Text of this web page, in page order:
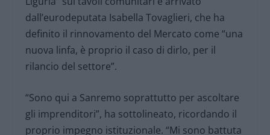
dall’eurodeputata Isabella Tovaglieri, che ha
definito il rinnovamento del Mercato come “una
nuova linfa, è proprio il caso di dirlo, per il
rilancio del settore”.
“Sono qui a Sanremo soprattutto per ascoltare
gli imprenditori”, ha sottolineato, ricordando il
proprio impegno istituzionale. “Mi sono battuta